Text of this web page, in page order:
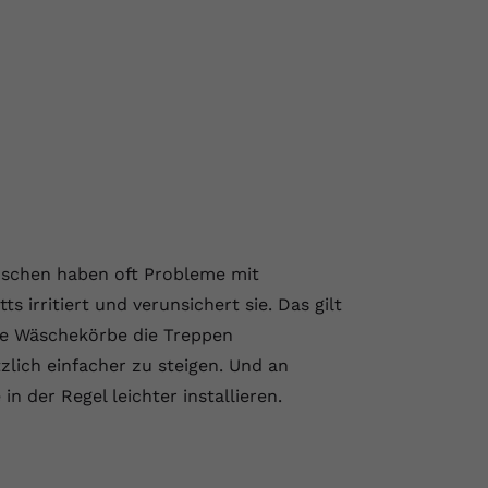
haben oft Probleme mit
irritiert und verunsichert sie. Das gilt
die Treppen
einfacher zu steigen. Und an
der Regel leichter installieren.